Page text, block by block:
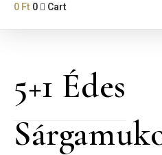
0 Ft 0 Cart
5+1 Édes